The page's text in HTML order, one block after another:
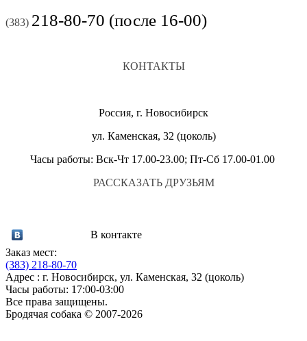
(383) 218-80-70 (после 16-00)
КОНТАКТЫ
Россия, г. Новосибирск
ул. Каменская, 32 (цоколь)
Часы работы: Вск-Чт 17.00-23.00; Пт-Сб 17.00-01.00
РАССКАЗАТЬ ДРУЗЬЯМ
В контакте
Заказ мест:
(383) 218-80-70
Адрес : г. Новосибирск, ул. Каменская, 32 (цоколь)
Часы работы: 17:00-03:00
Все права защищены.
Бродячая собака © 2007-2026